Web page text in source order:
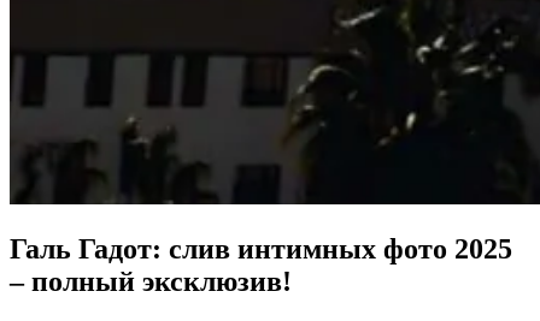
Галь Гадот: слив интимных фото 2025
– полный эксклюзив!